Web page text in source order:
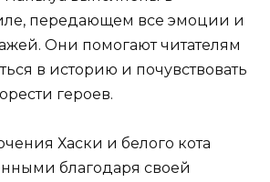
передающем все эмоции и
Они помогают читателям
в историю и почувствовать
героев.
Хаски и белого кота
благодаря своей